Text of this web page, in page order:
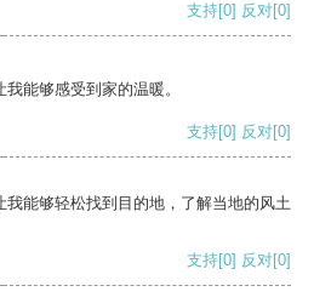
支持[0] 反对[0]
能够感受到家的温暖。
支持[0] 反对[0]
能够轻松找到目的地，了解当地的风土
支持[0] 反对[0]